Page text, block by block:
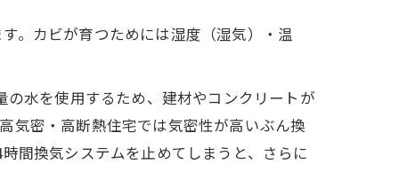
。カビが育つためには湿度（湿気）・温
水を使用するため、建材やコンクリートが
気密・高断熱住宅では気密性が高いぶん換
間換気システムを止めてしまうと、さらに